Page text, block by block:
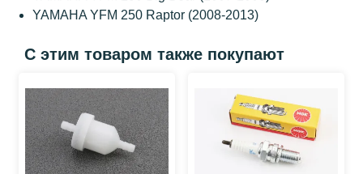
YAMAHA YFM 250 Raptor (2008-2013)
С этим товаром также покупают